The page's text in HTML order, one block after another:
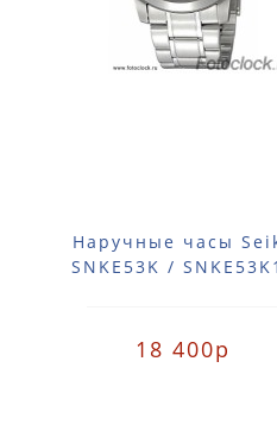
Наручные часы
SNKE53K /
18 400р